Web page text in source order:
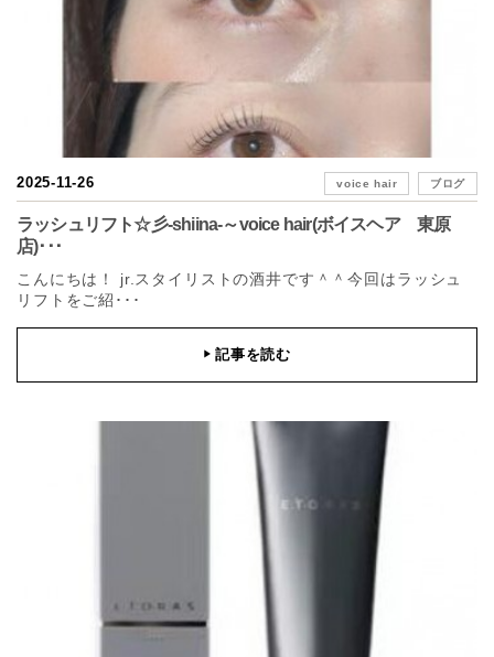
2025-11-26 voice hair ブログ
ラッシュリフト☆彡-shiina-～voice hair(ボイスヘア 東原
店)･･･
こんにちは！ jr.スタイリストの酒井です＾＾今回はラッシュ
リフトをご紹･･･
▶記事を読む